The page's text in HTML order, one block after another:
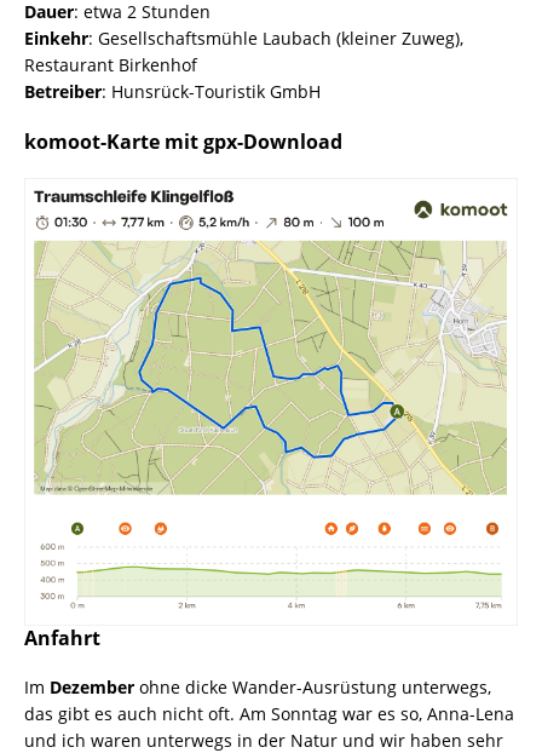
Dauer: etwa 2 Stunden
Einkehr: Gesellschaftsmühle Laubach (kleiner Zuweg),
Restaurant Birkenhof
Betreiber: Hunsrück-Touristik GmbH
komoot-Karte mit gpx-Download
Anfahrt
Im Dezember ohne dicke Wander-Ausrüstung unterwegs,
das gibt es auch nicht oft. Am Sonntag war es so, Anna-Lena
und ich waren unterwegs in der Natur und wir haben sehr